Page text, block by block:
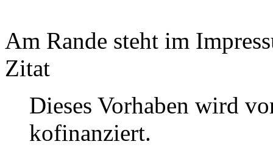
Am Rande steht im
Zitat
Dieses Vorhaben wird
kofinanziert.